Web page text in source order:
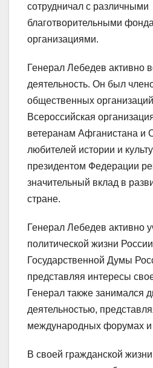
сотрудничал с различными
благотворительными
организациями.
Генерал Лебедев активно
деятельность. Он был
общественных
Всероссийская
ветеранам Афганистана и
любителей истории и
президентом Федерации
значительный вклад в
стране.
Генерал Лебедев активно
политической жизни
Государственной Думы
представляя интересы
Генерал также занимался
деятельностью,
международных форумах
В своей гражданской